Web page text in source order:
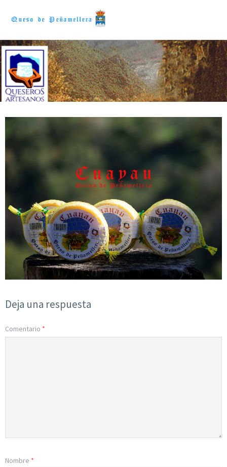
Deja una respuesta
Comentario *
Nombre *